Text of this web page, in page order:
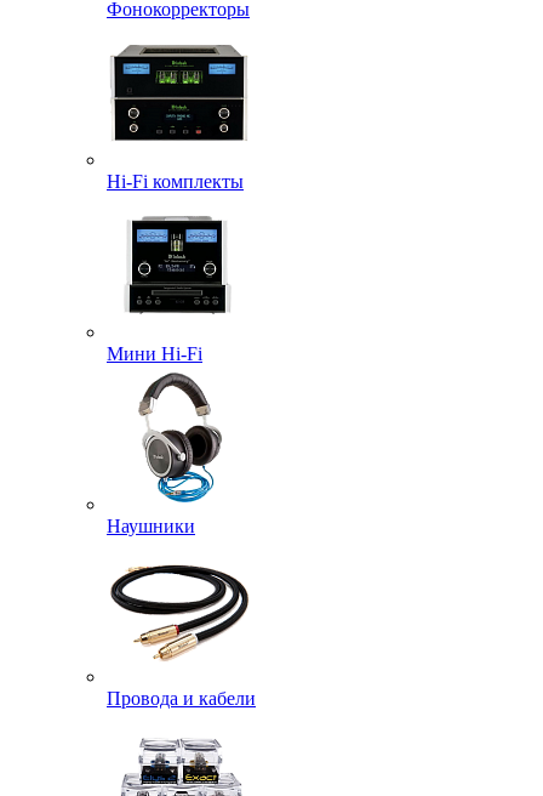
Фонокорректоры
Hi-Fi комплекты
Мини Hi-Fi
Наушники
Провода и кабели